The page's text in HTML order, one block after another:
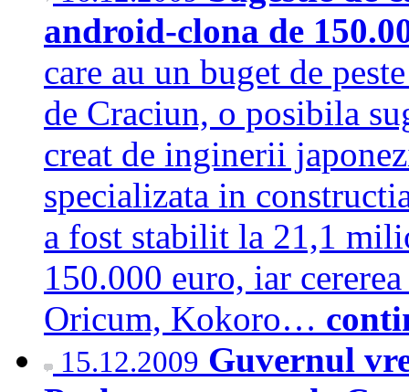
android-clona de
care au un buget de
de Craciun, o posibila
creat de inginerii
specializata in
a fost stabilit la 21,1
150.000 euro, iar
Oricum, Kokoro…
15.12.2009 Guvernul